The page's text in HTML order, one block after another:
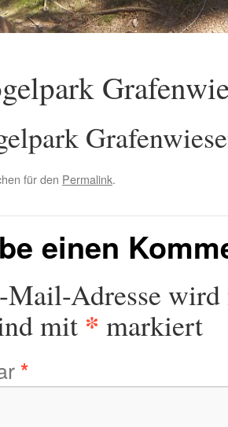
für den Permalink.
einen
Mail-Adresse
mit * markiert
*